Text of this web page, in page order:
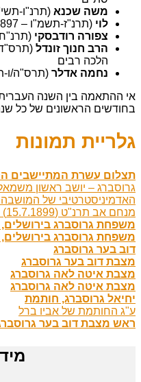
משה שכנא (תרנ"ו-תשי"ד – 1954-
לוי (תרנ"ז-תשמ"ו – 1985-1897), אופה
צפורה רודבסקי (תרנ"ח-
הרב חנוך זונדל
הלכה רבים
נחמה אדלר (תרס"ה/ו-תש"ן –
אי ההתאמה בין השנה
בחודשים הראשונים של כל
גלריית תמונות
תצלום עשרת המתיישבים
גרוסברג – יושב ראשון
האדמיניסטרטיבי של
מנחם אב תרנ"ט (15.7.1899) עמוד 223.
משפחת גרוסברג בירושלים, 1907 בקירוב
משפחת גרוסברג בירושלים, 1907 בקירוב
דוב בער גרוסברג
מצבת דוב בער גרוסברג
מצבת איטה לאה גרוסברג
מצבת איטה לאה גרוסברג
יחיאל גרוסברג, חותמת
ע"ג החותמת של אביו ברל
ראש מצבת דוב בער